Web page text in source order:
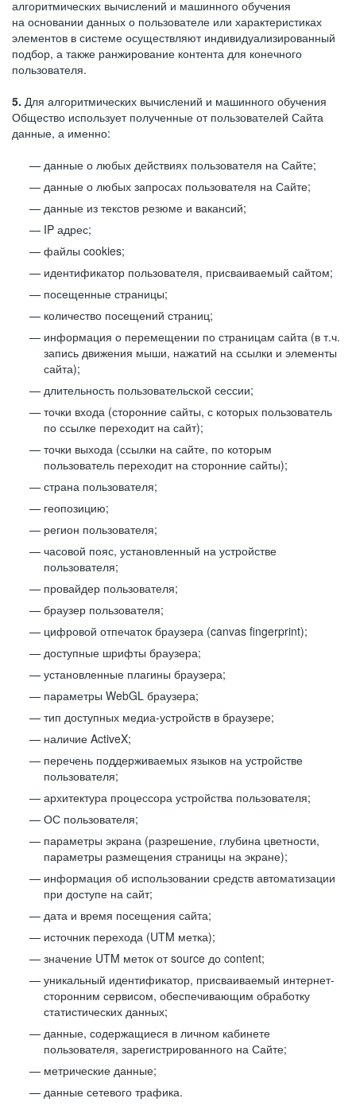
алгоритмических вычислений и машинного обучения
на основании данных о пользователе или характеристиках
элементов в системе осуществляют индивидуализированный
подбор, а также ранжирование контента для конечного
пользователя.
5. Для алгоритмических вычислений и машинного обучения
Общество использует полученные от пользователей Сайта
данные, а именно:
данные о любых действиях пользователя на Сайте;
данные о любых запросах пользователя на Сайте;
данные из текстов резюме и вакансий;
IP адрес;
файлы cookies;
идентификатор пользователя, присваиваемый сайтом;
посещенные страницы;
количество посещений страниц;
информация о перемещении по страницам сайта (в т.ч.
запись движения мыши, нажатий на ссылки и элементы
сайта);
длительность пользовательской сессии;
точки входа (сторонние сайты, с которых пользователь
по ссылке переходит на сайт);
точки выхода (ссылки на сайте, по которым
пользователь переходит на сторонние сайты);
страна пользователя;
геопозицию;
регион пользователя;
часовой пояс, установленный на устройстве
пользователя;
провайдер пользователя;
браузер пользователя;
цифровой отпечаток браузера (canvas fingerprint);
доступные шрифты браузера;
установленные плагины браузера;
параметры WebGL браузера;
тип доступных медиа-устройств в браузере;
наличие ActiveX;
перечень поддерживаемых языков на устройстве
пользователя;
архитектура процессора устройства пользователя;
ОС пользователя;
параметры экрана (разрешение, глубина цветности,
параметры размещения страницы на экране);
информация об использовании средств автоматизации
при доступе на сайт;
дата и время посещения сайта;
источник перехода (UTM метка);
значение UTM меток от source до content;
уникальный идентификатор, присваиваемый интернет-
сторонним сервисом, обеспечивающим обработку
статистических данных;
данные, содержащиеся в личном кабинете
пользователя, зарегистрированного на Сайте;
метрические данные;
данные сетевого трафика.